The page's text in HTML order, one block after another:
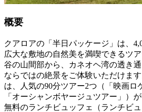
概要
クアロアの「半日パッケージ」は、
広大な敷地の自然美を満喫できるツ
谷の山間部から、カネオヘ湾の透き
ならではの絶景をご体験いただけま
は、人気の90分ツアー2つ（「映画ロ
「オーシャンボヤージュツアー」）
無料のランチビュッフェ（ランチビ